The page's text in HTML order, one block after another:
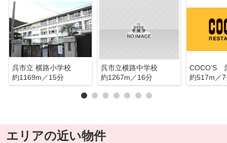
呉市立 横路小学校
約1169m／15分
呉市立横路中学校
約1267m／16分
COCO’S
約517m／
エリアの近い物件